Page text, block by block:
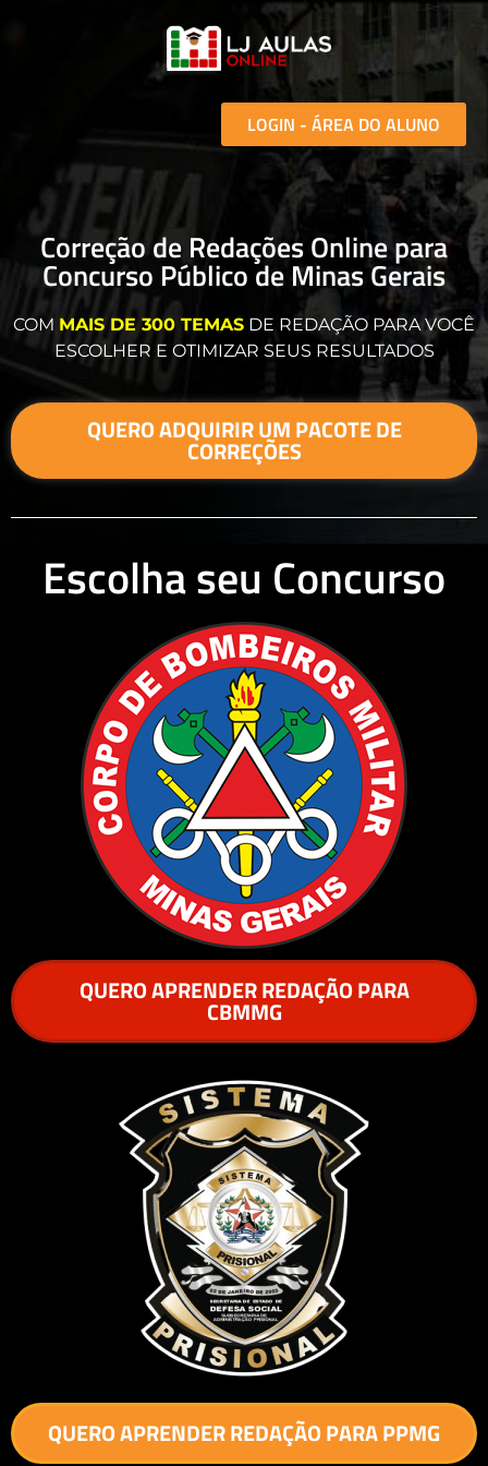
LOGIN - ÁREA DO ALUNO
Correção de Redações Online para
Concurso Público de Minas Gerais
COM MAIS DE 300 TEMAS DE REDAÇÃO PARA VOCÊ
ESCOLHER E OTIMIZAR SEUS RESULTADOS
QUERO ADQUIRIR UM PACOTE DE
CORREÇÕES
Escolha seu Concurso
QUERO APRENDER REDAÇÃO PARA
CBMMG
QUERO APRENDER REDAÇÃO PARA PPMG